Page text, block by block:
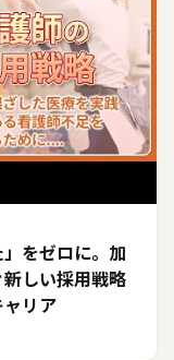
をゼロに。加
しい採用戦略
リア